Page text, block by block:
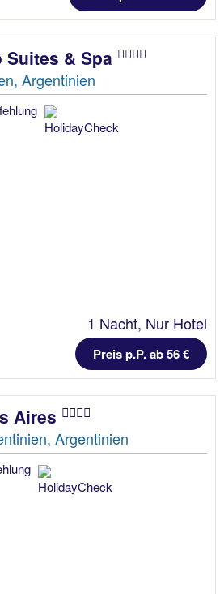
Suites & Spa
Argentinien
1 Nacht, Nur Hotel
Preis p.P. ab 56 €
Aires
Argentinien